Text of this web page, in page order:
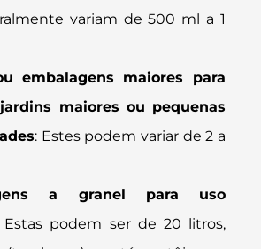
variam de 500 ml a 1
embalagens maiores para
maiores ou pequenas
: Estes podem variar de 2 a
a granel para uso
Estas podem ser de 20 litros,